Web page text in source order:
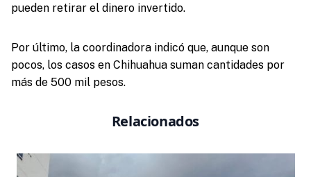
pueden retirar el dinero invertido.
Por último, la coordinadora indicó que, aunque son
pocos, los casos en Chihuahua suman cantidades por
más de 500 mil pesos.
Relacionados